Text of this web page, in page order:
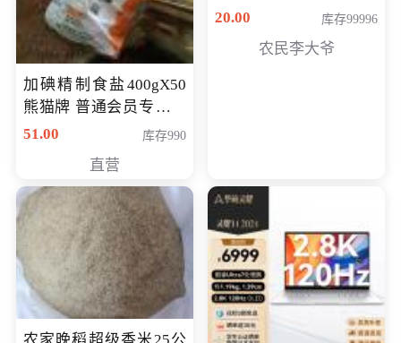
加碘精制食盐400gX50
熊猫牌 普通会员专享价
格50元
51.00 库存990
直营
20.00
库存99996
农民李大爷